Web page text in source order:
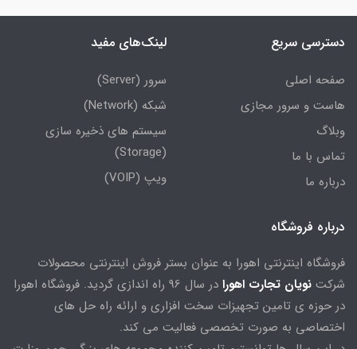
دسترسی سریع
صفحه اصلی
هاست و سرور مجازی
وبلاگ
تماس با ما
درباره ما
لینک‌های مفید
سرور (Server)
شبکه (Network)
سیستم های ذخیره سازی
(Storage)
ویپ (VOIP)
درباره فروشگاه
فروشگاه اینترنتی اهورا به عنوان بستر فروش اینترنتی محصولات
شرکت نویان تجارت اهورا
در سال 96 راه اندازی گردید. فروشگاه اهورا
در حوزه ی تامین تجهیزات سخت افزاری و ارائه راه حل های
اختصاصی به صورت تخصصی فعالیت می کند.